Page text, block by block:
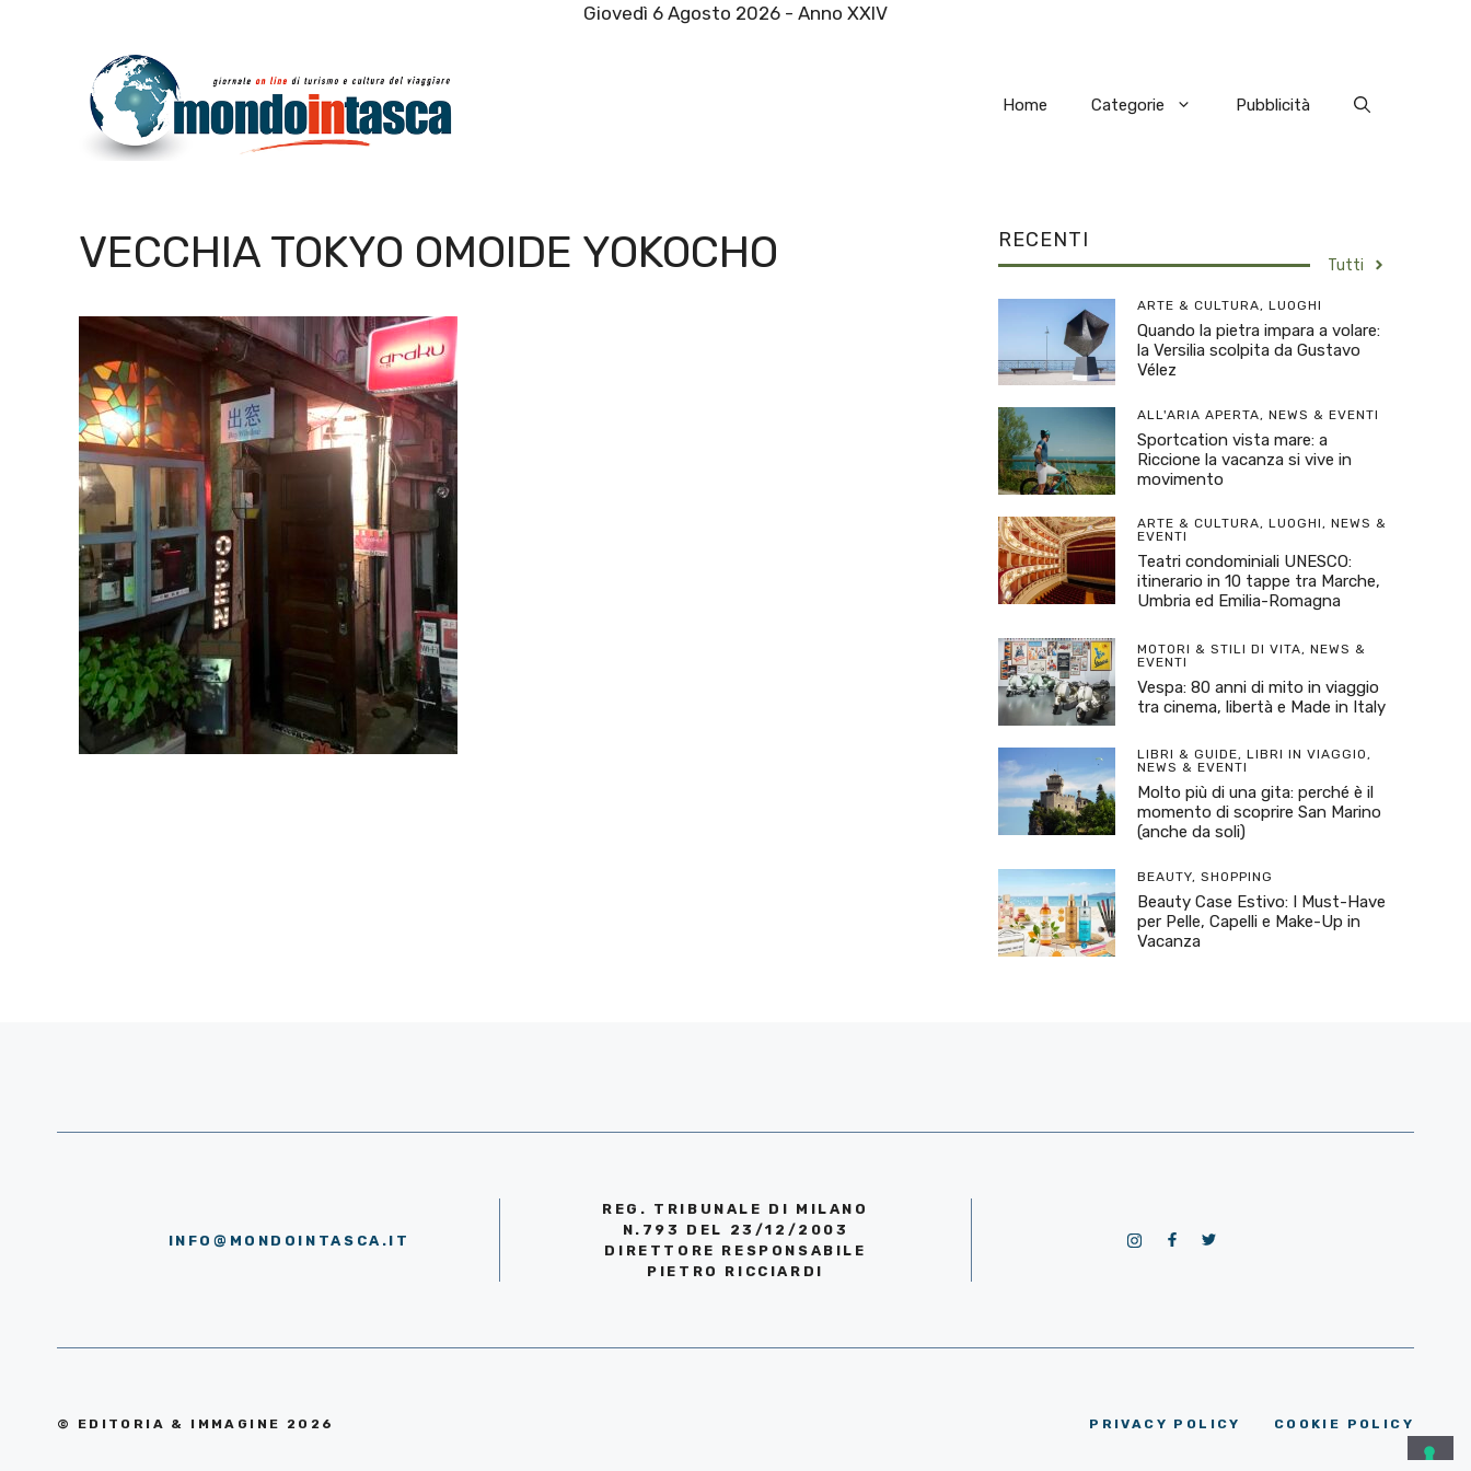
Giovedì 6 Agosto 2026 - Anno XXIV
Home Categorie Pubblicità
VECCHIA TOKYO OMOIDE YOKOCHO RECENTI
Tutti
ARTE & CULTURA, LUOGHI
Quando la pietra impara a volare:
la Versilia scolpita da Gustavo
Vélez
ALL'ARIA APERTA, NEWS & EVENTI
Sportcation vista mare: a
Riccione la vacanza si vive in
movimento
ARTE & CULTURA, LUOGHI, NEWS &
EVENTI
Teatri condominiali UNESCO:
itinerario in 10 tappe tra Marche,
Umbria ed Emilia-Romagna
MOTORI & STILI DI VITA, NEWS &
EVENTI
Vespa: 80 anni di mito in viaggio
tra cinema, libertà e Made in Italy
LIBRI & GUIDE, LIBRI IN VIAGGIO,
NEWS & EVENTI
Molto più di una gita: perché è il
momento di scoprire San Marino
(anche da soli)
BEAUTY, SHOPPING
Beauty Case Estivo: I Must-Have
per Pelle, Capelli e Make-Up in
Vacanza
INFO@MONDOINTASCA.IT
REG. TRIBUNALE DI MILANO
N.793 DEL 23/12/2003
DIRETTORE RESPONSABILE
PIETRO RICCIARDI
© EDITORIA & IMMAGINE 2026 PRIVACY POLICY COOKIE POLICY